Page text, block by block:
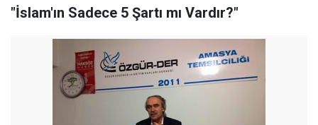
"İslam'ın Sadece 5 Şartı mı Vardır?"